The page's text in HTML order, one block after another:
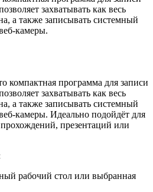
захватывать как весь
а также записывать системный
камеры.
компактная программа для записи
захватывать как весь
а также записывать системный
камеры. Идеально подойдёт для
презентаций или
рабочий стол или выбранная